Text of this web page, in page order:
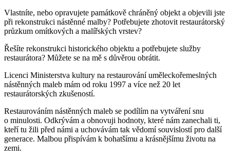
Vlastníte, nebo opravujete památkově chráněný objekt a objevili jste
při rekonstrukci nástěnné malby? Potřebujete zhotovit restaurátorský
průzkum omítkových a malířských vrstev?
Řešíte rekonstrukci historického objektu a potřebujete služby
restaurátora? Můžete se na mě s důvěrou obrátit.
Licenci Ministerstva kultury na restaurování uměleckořemeslných
nástěnných maleb mám od roku 1997 a více než 20 let
restaurátorských zkušeností.
Restaurováním nástěnných maleb se podílím na vytváření snu
o minulosti. Odkrývám a obnovuji hodnoty, které nám zanechali ti,
kteří tu žili před námi a uchovávám tak vědomí souvislostí pro další
generace. Malbou přispívám k bohatšímu a krásnějšímu životu na
zemi.